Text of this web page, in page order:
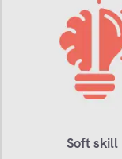
Soft skill